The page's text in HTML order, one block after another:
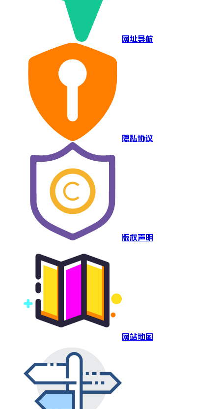
网址导航
隐私协议
版权声明
网站地图